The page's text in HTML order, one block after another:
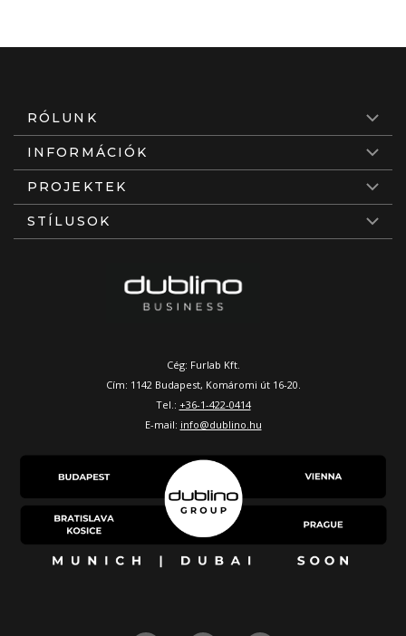
RÓLUNK
INFORMÁCIÓK
PROJEKTEK
STÍLUSOK
Cég: Furlab Kft.
Cím: 1142 Budapest, Komáromi út 16-20.
Tel.: +36-1-422-0414
E-mail: info@dublino.hu